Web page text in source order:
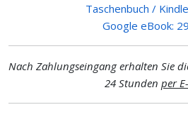
Taschenbuch /
Google eBook:
Nach Zahlungseingang erhalten Sie
24 Stunden per